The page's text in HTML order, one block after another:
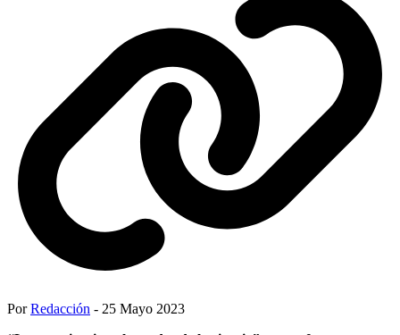
PorRedacción - 25 Mayo 2023